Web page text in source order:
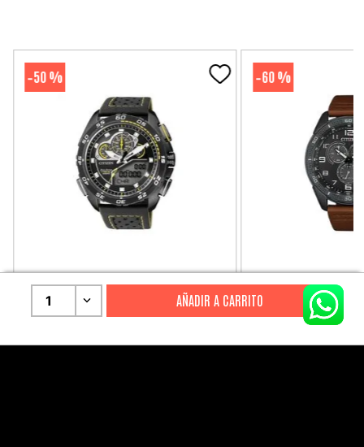
-50 %
CITIZEN
Reloj Citizen Para Hombre
S/2199.00
-60 %
CITIZEN
Reloj Hombre
AT2447-01E
S/1279.00
1